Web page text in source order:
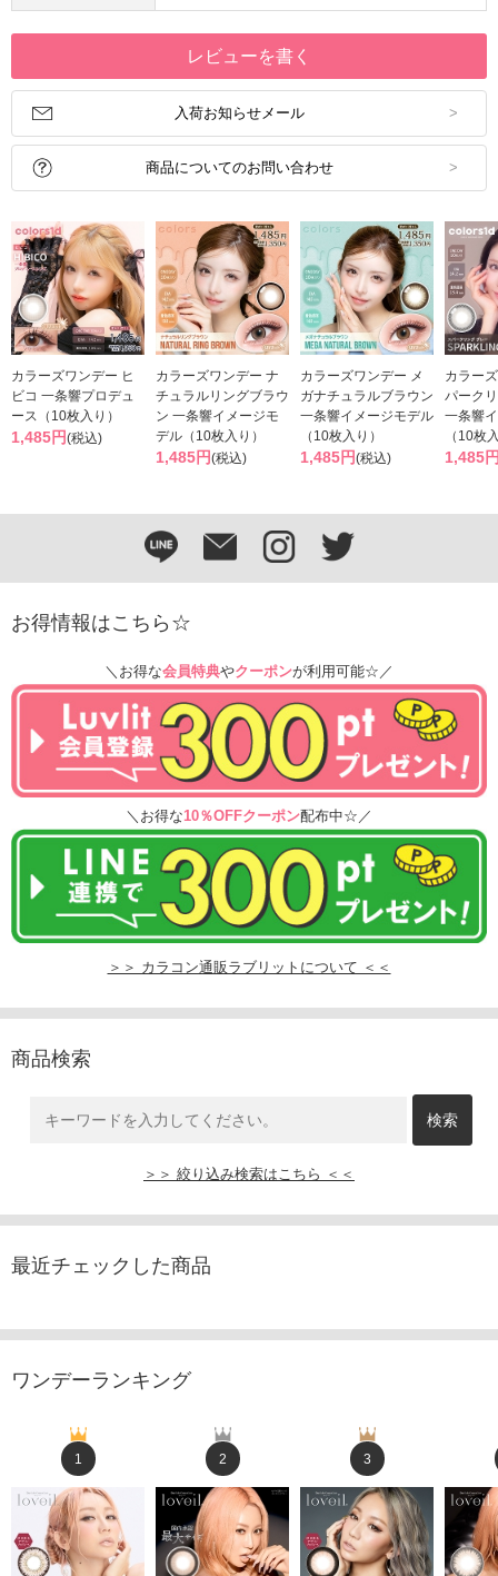
レビューを書く
入荷お知らせメール
商品についてのお問い合わせ
カラーズワンデー ヒ
ビコ 一条響プロデュ
ース（10枚入り）
1,485円(税込)
カラーズワンデー ナ
チュラルリングブラウ
ン 一条響イメージモ
デル（10枚入り）
1,485円(税込)
カラーズワンデー メ
ガナチュラルブラウン
一条響イメージモデル
（10枚入り）
1,485円(税込)
カラー
パーク
一条響
（10枚
1,485
お得情報はこちら☆
＼お得な会員特典やクーポンが利用可能☆／
＼お得な10％OFFクーポン配布中☆／
＞＞ カラコン通販ラブリットについて ＜＜
商品検索
＞＞ 絞り込み検索はこちら ＜＜
最近チェックした商品
ワンデーランキング
1 2 3